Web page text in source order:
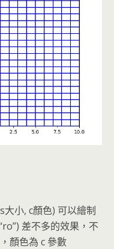
小, c顏色) 可以繪制
差不多的效果，不
顏色為 c 參數